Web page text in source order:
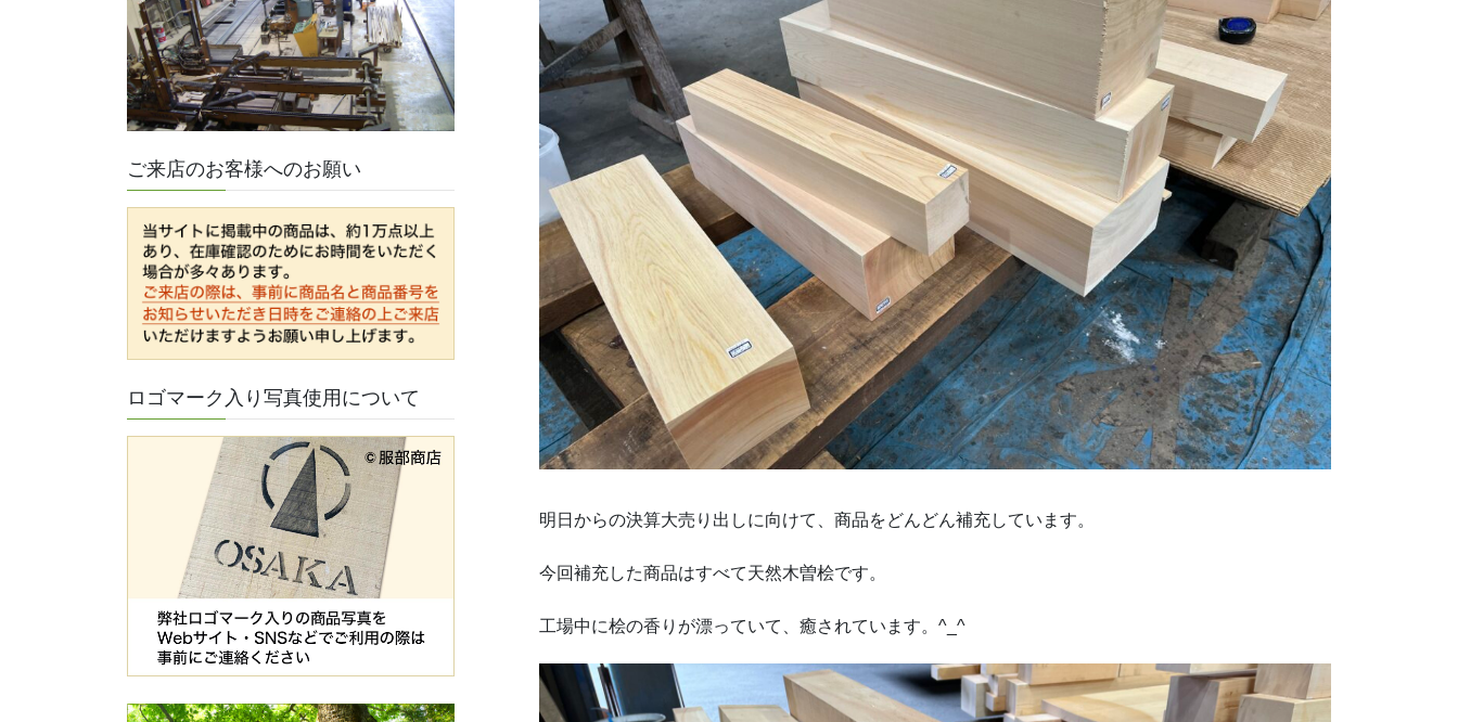
明日からの決算大売り出しに向けて、商品をどんどん補充しています。
今回補充した商品はすべて天然木曽桧です。
工場中に桧の香りが漂っていて、癒されています。 ^_^
ご来店のお客様へのお願い
ロゴマーク入り写真使用について